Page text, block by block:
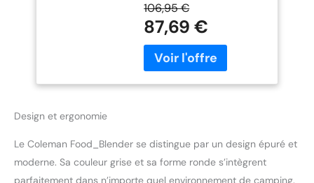
garantir que votre tente
reste bien au sec Tapis de
sol entièrement cousu -
protège l'intérieur de la
tente des insectes et de
l'eau, pour un niveau de
s'enflammera pas
dangereusement et de
manière incontrôlable et
106,95 €
87,69 €
Design et ergonomie
Le Coleman Food_Blender se distingue par un design épuré et
moderne. Sa couleur grise et sa forme ronde s’intègrent
parfaitement dans n’importe quel environnement de camping.